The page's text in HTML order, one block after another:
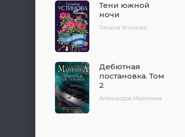
Тени южной
ночи
Татьяна Устинова
Дебютная
постановка. Том
2
Александра Маринина